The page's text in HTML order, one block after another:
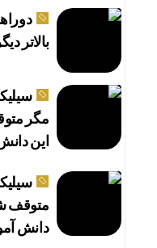
بالاتر
مگر
این
متوقف
دانش